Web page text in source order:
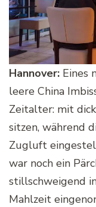
Hannover: Eines
leere China
Zeitalter: mit
sitzen, während
Zugluft
war noch ein
stillschweigend
Mahlzeit